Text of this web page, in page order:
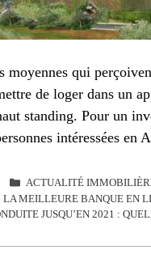
moyennes qui
de loger dans un
standing. Pour un
intéressées en
CATÉGORIES
ACTUALITÉ
LA MEILLEURE BANQUE EN
JUSQU’EN 2021 :